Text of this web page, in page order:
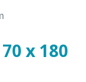
x 180